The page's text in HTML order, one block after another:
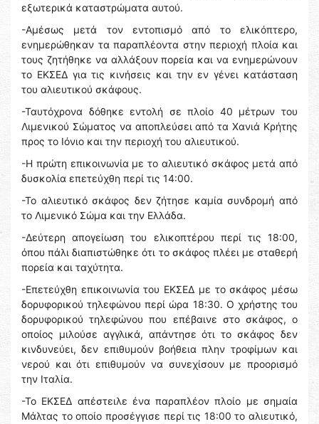
εξωτερικά καταστρώματα αυτού.
-Αμέσως μετά τον εντοπισμό από το ελικόπτερο,
ενημερώθηκαν τα παραπλέοντα στην περιοχή πλοία και
τους ζητήθηκε να αλλάξουν πορεία και να ενημερώνουν
το ΕΚΣΕΔ για τις κινήσεις και την εν γένει κατάσταση
του αλιευτικού σκάφους.
-Ταυτόχρονα δόθηκε εντολή σε πλοίο 40 μέτρων του
Λιμενικού Σώματος να αποπλεύσει από τα Χανιά Κρήτης
προς το Ιόνιο και την περιοχή του αλιευτικού.
-Η πρώτη επικοινωνία με το αλιευτικό σκάφος μετά από
δυσκολία επετεύχθη περί τις 14:00.
-Το αλιευτικό σκάφος δεν ζήτησε καμία συνδρομή από
το Λιμενικό Σώμα και την Ελλάδα.
-Δεύτερη απογείωση του ελικοπτέρου περί τις 18:00,
όπου πάλι διαπιστώθηκε ότι το σκάφος πλέει με σταθερή
πορεία και ταχύτητα.
-Επετεύχθη επικοινωνία του ΕΚΣΕΔ με το σκάφος μέσω
δορυφορικού τηλεφώνου περί ώρα 18:30. Ο χρήστης του
δορυφορικού τηλεφώνου που επέβαινε στο σκάφος, ο
οποίος μιλούσε αγγλικά, απάντησε ότι το σκάφος δεν
κινδυνεύει, δεν επιθυμούν βοήθεια πλην τροφίμων και
νερού και ότι επιθυμούν να συνεχίσουν με προορισμό
την Ιταλία.
-Το ΕΚΣΕΔ απέστειλε ένα παραπλέον πλοίο με σημαία
Μάλτας το οποίο προσέγγισε περί τις 18:00 το αλιευτικό,